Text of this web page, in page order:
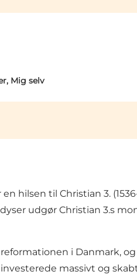
Mig selv
hilsen til Christian 3.
udgør Christian 3.s
reformationen i Danmark,
investerede massivt og